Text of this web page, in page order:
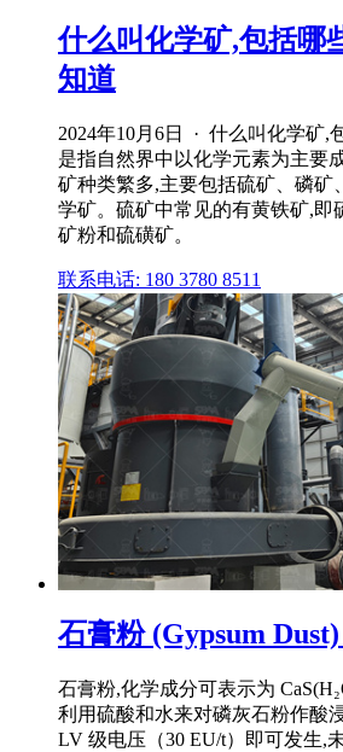
什么叫化学矿,包括哪
知道
2024年10月6日 · 什么叫化学矿,
是指自然界中以化学元素为主要
矿种类繁多,主要包括硫矿、磷矿
学矿。硫矿中常见的有黄铁矿,即
矿粉和硫磺矿。
联系电话: 180 3780 8511
石膏粉 (Gypsum
石膏粉,化学成分可表示为
利用硫酸和水来对磷灰石粉作酸
LV 级电压（30 EU/t）即可发生,